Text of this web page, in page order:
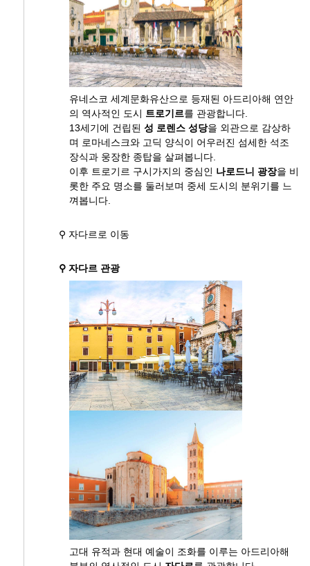
유네스코 세계문화유산으로 등재된 아드리아해 연안
의 역사적인 도시 트로기르를 관광합니다.
13세기에 건립된 성 로렌스 성당을 외관으로 감상하
며 로마네스크와 고딕 양식이 어우러진 섬세한 석조
장식과 웅장한 종탑을 살펴봅니다.
이후 트로기르 구시가지의 중심인 나로드니 광장을 비
롯한 주요 명소를 둘러보며 중세 도시의 분위기를 느
껴봅니다.
⚲ 자다르로 이동
⚲ 자다르 관광
고대 유적과 현대 예술이 조화를 이루는 아드리아해